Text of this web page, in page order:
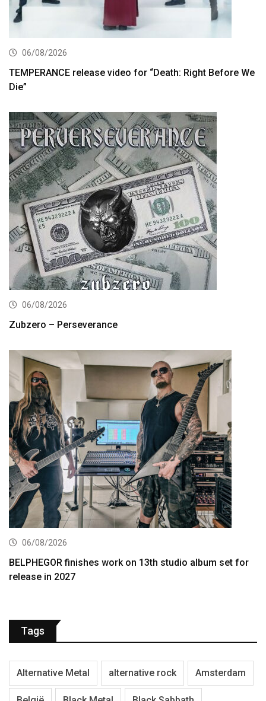
06/08/2026
TEMPERANCE release video for “Death: Right Before We
Die”
06/08/2026
Zubzero – Perseverance
06/08/2026
BELPHEGOR finishes work on 13th studio album set for
release in 2027
Tags
Alternative Metal alternative rock Amsterdam